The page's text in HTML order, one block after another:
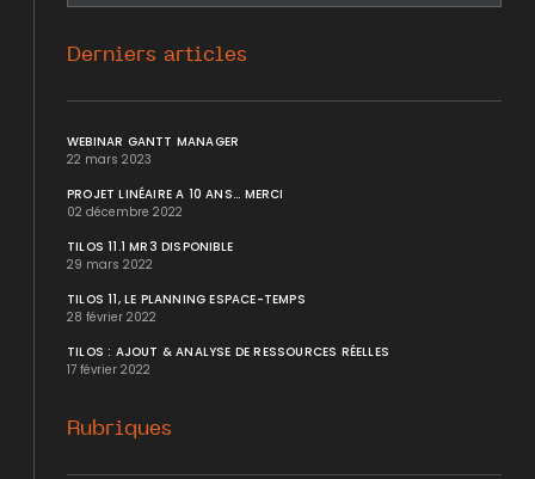
Derniers articles
WEBINAR GANTT MANAGER
22 mars 2023
PROJET LINÉAIRE A 10 ANS... MERCI
02 décembre 2022
TILOS 11.1 MR3 DISPONIBLE
29 mars 2022
TILOS 11, LE PLANNING ESPACE-TEMPS
28 février 2022
TILOS : AJOUT & ANALYSE DE RESSOURCES RÉELLES
17 février 2022
Rubriques